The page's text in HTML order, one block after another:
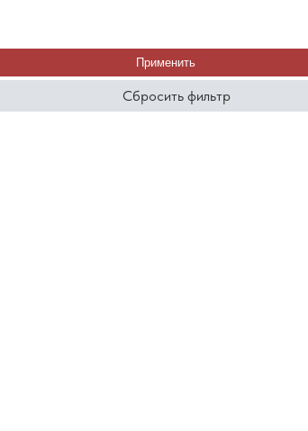
Применить
Сбросить фильтр